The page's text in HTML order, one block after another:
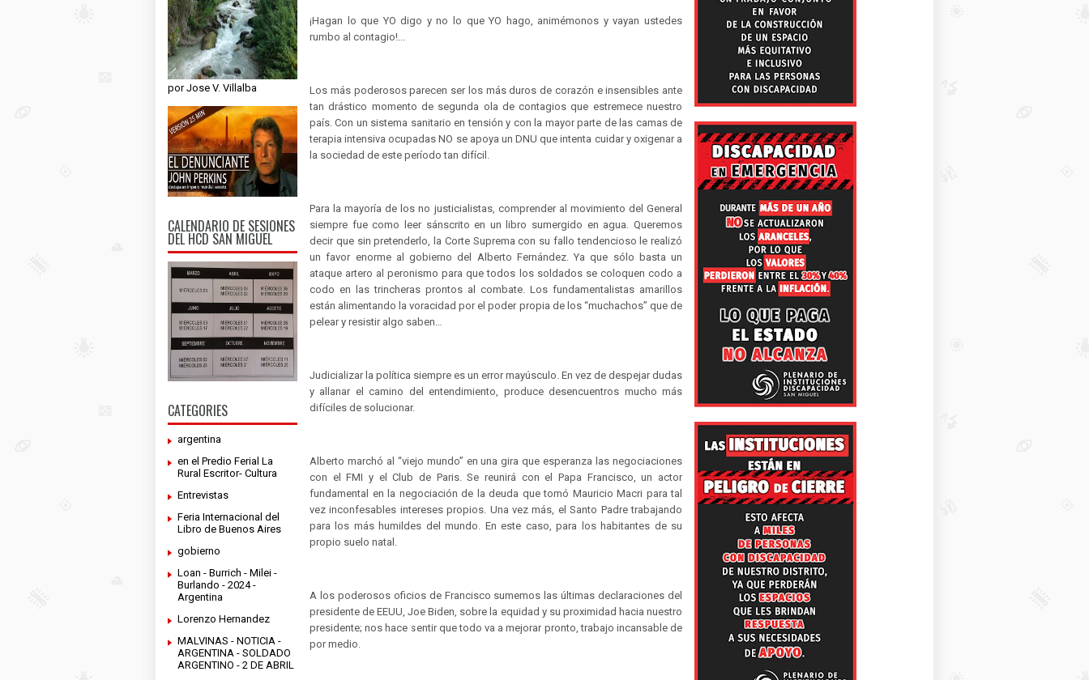
por Jose V. Villalba
CALENDARIO DE SESIONES
DEL HCD SAN MIGUEL
CATEGORIES
argentina
en el Predio Ferial La
Rural Escritor- Cultura
Entrevistas
Feria Internacional del
Libro de Buenos Aires
gobierno
Loan - Burrich - Milei -
Burlando - 2024 -
Argentina
Lorenzo Hernandez
MALVINAS - NOTICIA -
ARGENTINA - SOLDADO
ARGENTINO - 2 DE ABRIL
¡Hagan lo que YO digo y no lo que YO hago, animémonos y vayan ustedes
rumbo al contagio!...
Los más poderosos parecen ser los más duros de corazón e insensibles ante
tan drástico momento de segunda ola de contagios que estremece nuestro
país. Con un sistema sanitario en tensión y con la mayor parte de las camas de
terapia intensiva ocupadas NO se apoya un DNU que intenta cuidar y oxigenar a
la sociedad de este período tan difícil.
Para la mayoría de los no justicialistas, comprender al movimiento del General
siempre fue como leer sánscrito en un libro sumergido en agua. Queremos
decir que sin pretenderlo, la Corte Suprema con su fallo tendencioso le realizó
un favor enorme al gobierno del Alberto Fernández. Ya que sólo basta un
ataque artero al peronismo para que todos los soldados se coloquen codo a
codo en las trincheras prontos al combate. Los fundamentalistas amarillos
están alimentando la voracidad por el poder propia de los “muchachos” que de
pelear y resistir algo saben…
Judicializar la política siempre es un error mayúsculo. En vez de despejar dudas
y allanar el camino del entendimiento, produce desencuentros mucho más
difíciles de solucionar.
Alberto marchó al “viejo mundo” en una gira que esperanza las negociaciones
con el FMI y el Club de Paris. Se reunirá con el Papa Francisco, un actor
fundamental en la negociación de la deuda que tomó Mauricio Macri para tal
vez inconfesables intereses propios. Una vez más, el Santo Padre trabajando
para los más humildes del mundo. En este caso, para los habitantes de su
propio suelo natal.
A los poderosos oficios de Francisco sumemos las últimas declaraciones del
presidente de EEUU, Joe Biden, sobre la equidad y su proximidad hacia nuestro
presidente; nos hace sentir que todo va a mejorar pronto, trabajo incansable de
por medio.